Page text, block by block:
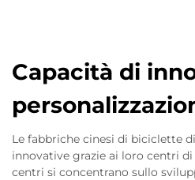
Capacità di
Le fabbriche cinesi di biciclette
innovative grazie ai loro centri
centri si concentrano sullo